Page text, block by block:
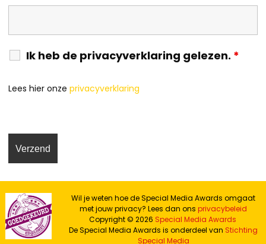
Ik heb de privacyverklaring gelezen. *
Lees hier onze privacyverklaring
Wil je weten hoe de Special Media Awards omgaat
met jouw privacy? Lees dan ons privacybeleid
Copyright © 2026 Special Media Awards
De Special Media Awards is onderdeel van Stichting
Special Media